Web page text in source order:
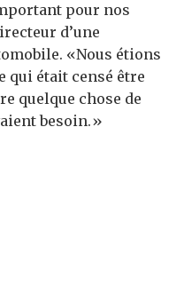
pour nos
d’une
«Nous étions
qui était censé être
quelque chose de
besoin.»